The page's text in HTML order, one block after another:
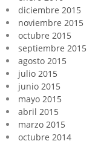
diciembre 2015
noviembre 2015
octubre 2015
septiembre 2015
agosto 2015
julio 2015
junio 2015
mayo 2015
abril 2015
marzo 2015
octubre 2014